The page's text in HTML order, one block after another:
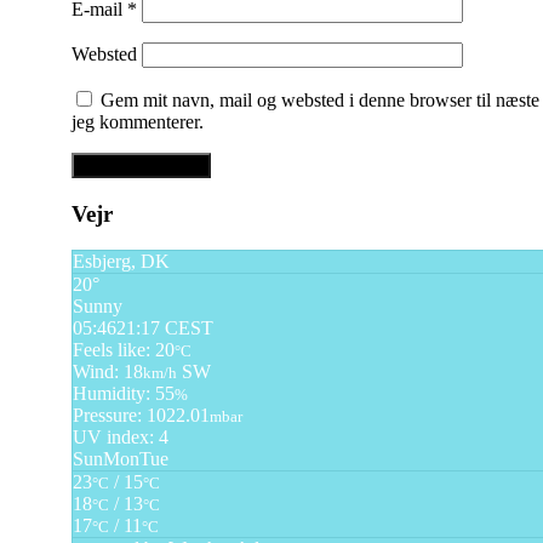
E-mail *
Websted
Gem mit navn, mail og websted i denne browser til næste
jeg kommenterer.
Vejr
Esbjerg, DK
20°
Sunny
05:4621:17 CEST
Feels like: 20°C
Wind: 18km/h SW
Humidity: 55%
Pressure: 1022.01 mbar
UV index: 4
SunMonTue
23°C / 15°C
18°C / 13°C
17°C / 11 °C